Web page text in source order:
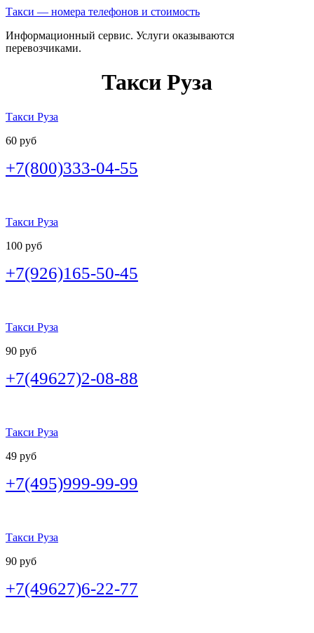
Такси — номера телефонов и стоимость
Информационный сервис. Услуги оказываются
перевозчиками.
Такси Руза
Такси Руза
60 руб
+7(800)333-04-55
Такси Руза
100 руб
+7(926)165-50-45
Такси Руза
90 руб
+7(49627)2-08-88
Такси Руза
49 руб
+7(495)999-99-99
Такси Руза
90 руб
+7(49627)6-22-77